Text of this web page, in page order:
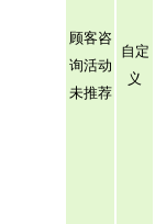
顾客咨
询活动
未推荐
自定
义